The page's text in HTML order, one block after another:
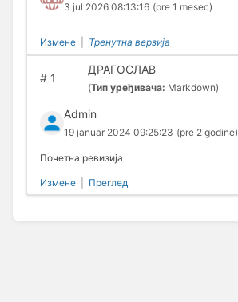
3 jul 2026 08:13:16 (pre 1 mesec)
Измене Тренутна верзија
#1
ДРАГОСЛАВ
(Тип уређивача: Markdown)
Admin
19 januar 2024 09:25:23 (pre 2 godine)
Почетна ревизија
Измене Преглед